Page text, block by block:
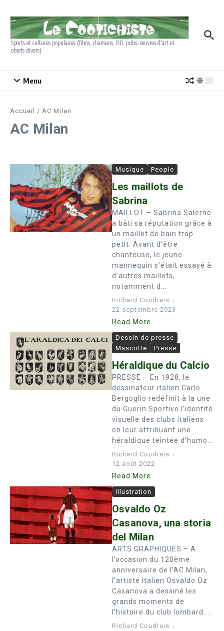
Sports et cultures populaires (films, chansons, BD, pubs, œuvres d'art et
objets divers)
Menu
Accueil / AC Milan
AC Milan
Musique People
Les maillots de
Sabrina
MAILLOT – Sabrina Salerno
a bâti sa réputation grâce à
un maillot de bain trop
petit. Avant d’être
chanteuse, le jeune
mannequin s’était essayé à
d’autres maillots,
notamment d...
Richard Coudrais
22 septembre 2023
Read More
Dessin de presse
Mascotte
Presse
Héraldique du Calcio
PRESSE – En 1928, le
dessinateur italien Carlo
Bergoglio redéfinit à la une
du Guerin Sportivo l’identité
visuelle des clubs italiens
en leur attribuant une
héraldique teintée d’humo...
Richard Coudrais
12 août 2022
Read More
Illustration
Osvaldo Oz
Casanova, una storia
del Milan
ARTS GRAPHIQUES – A
l’occasion du 120ème
anniversaire de l’AC Milan,
l’artiste italien Osvaldo Oz
Casanova a dessiné les
grands moments de
l’histoire du club lombard....
Richard Coudrais